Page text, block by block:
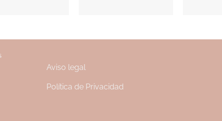
Aviso legal
Política de Privacidad